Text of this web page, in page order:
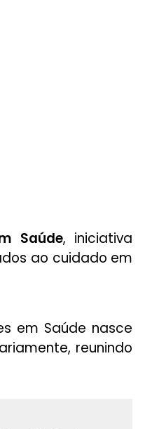
Saúde, iniciativa
ao cuidado em
em Saúde nasce
reunindo